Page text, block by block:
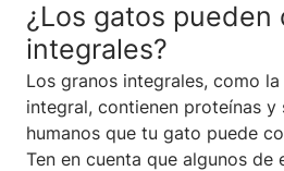
¿Los gatos pueden
integrales?
Los granos integrales, como
integral, contienen proteínas y
humanos que tu gato puede
Ten en cuenta que algunos de